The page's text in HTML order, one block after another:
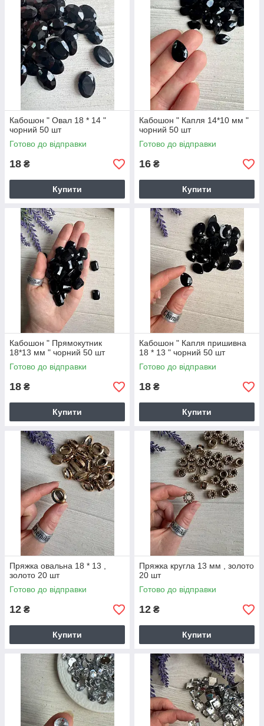
Кабошон " Овал 18 * 14 "
чорний 50 шт
Готово до відправки
18 ₴
Купити
Кабошон " Капля 14*10 мм "
чорний 50 шт
Готово до відправки
16 ₴
Купити
Кабошон " Прямокутник
18*13 мм " чорний 50 шт
Готово до відправки
18 ₴
Купити
Кабошон " Капля пришивна
18 * 13 " чорний 50 шт
Готово до відправки
18 ₴
Купити
Пряжка овальна 18 * 13 ,
золото 20 шт
Готово до відправки
12 ₴
Купити
Пряжка кругла 13 мм , золото
20 шт
Готово до відправки
12 ₴
Купити